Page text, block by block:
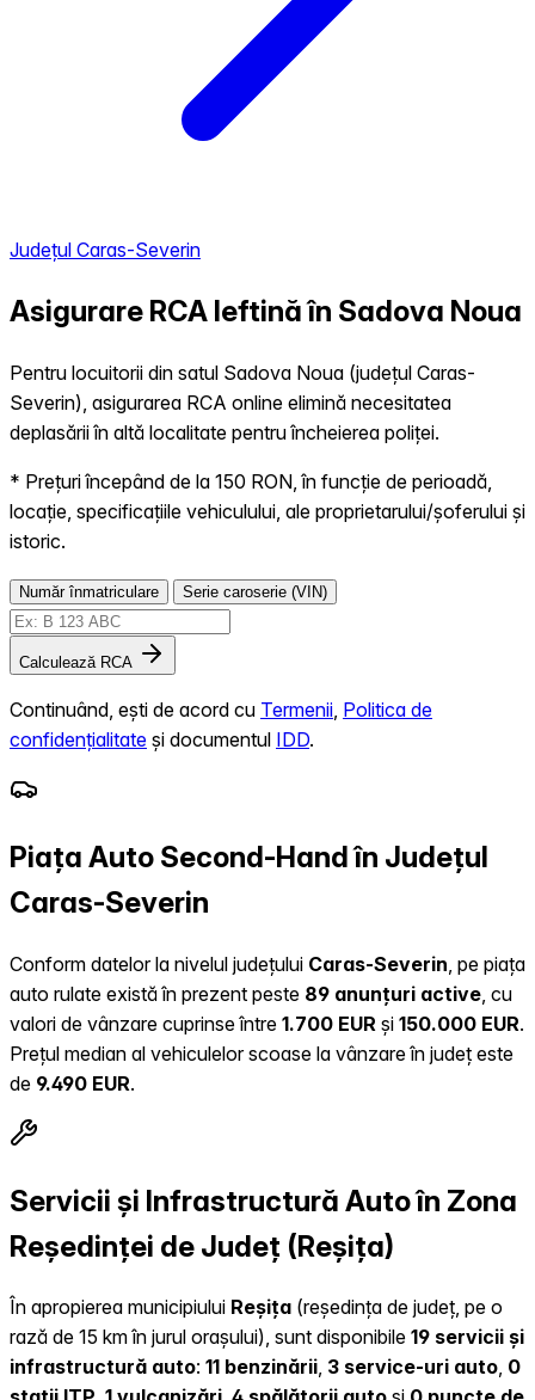
Județul Caras-Severin
Asigurare RCA Ieftină în Sadova Noua
Pentru locuitorii din satul Sadova Noua (județul Caras-
Severin), asigurarea RCA online elimină necesitatea
deplasării în altă localitate pentru încheierea poliței.
* Prețuri începând de la 150 RON, în funcție de perioadă,
locație, specificațiile vehiculului, ale proprietarului/șoferului și
istoric.
Număr înmatriculare Serie caroserie (VIN)
Calculează RCA
Continuând, ești de acord cu Termenii Politica de
confidențialitate și documentul IDD.
Piața Auto Second-Hand în Județul
Caras-Severin
Conform datelor la nivelul județului Caras-Severin , pe piața
auto rulate există în prezent peste 89 anunțuri active , cu
valori de vânzare cuprinse între 1.700 EUR și 150.000 EUR.
Prețul median al vehiculelor scoase la vânzare în județ este
de 9.490 EUR.
Servicii și Infrastructură Auto în Zona
Reședinței de Județ (Reșița)
În apropierea municipiului Reșița (reședința de județ, pe o
rază de 15 km în jurul orașului), sunt disponibile 19 servicii și
infrastructură auto: 11 benzinării, 3 service-uri auto, 0